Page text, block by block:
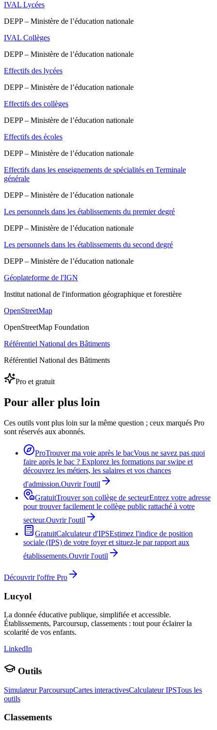
IVAL Lycées
DEPP – Ministère de l’éducation nationale
IVAL Collèges
DEPP – Ministère de l’éducation nationale
Effectifs des lycées
DEPP – Ministère de l’éducation nationale
Effectifs des collèges
DEPP – Ministère de l’éducation nationale
Effectifs des écoles
DEPP – Ministère de l’éducation nationale
Effectifs dans les enseignements de spécialités en Terminale
générale
DEPP – Ministère de l’éducation nationale
Les personnels dans les établissements du premier degré
DEPP – Ministère de l’éducation nationale
Les personnels dans les établissements du second degré
DEPP – Ministère de l’éducation nationale
Géoplateforme de l'IGN
Institut national de l'information géographique et forestière
OpenStreetMap
OpenStreetMap Foundation
Référentiel National des Bâtiments
Référentiel National des Bâtiments
Pro et gratuit
Pour aller plus loin
Ces outils vont plus loin sur la même question ; ceux marqués Pro
sont réservés aux abonnés.
ProTrouver ma voie après le bacVous ne savez pas quoi
faire après le bac ? Explorez les formations par swipe et
découvrez les métiers, les salaires et vos chances
d'admission.Ouvrir l'outil
GratuitTrouver son collège de secteurEntrez votre adresse
pour trouver facilement le collège public rattaché à votre
secteur.Ouvrir l'outil
GratuitCalculateur d'IPSEstimez l'indice de position
sociale (IPS) de votre foyer et situez-le par rapport aux
établissements.Ouvrir l'outil
Découvrir l'offre Pro
Lucyol
La donnée éducative publique, simplifiée et accessible.
Établissements, Parcoursup, classements : tout pour éclairer la
scolarité de vos enfants.
LinkedIn
Outils
Simulateur ParcoursupCartes interactivesCalculateur IPSTous les
outils
Classements